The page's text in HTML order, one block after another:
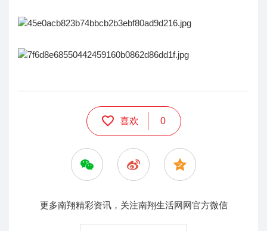
喜欢 0
更多南翔精彩资讯，关注南翔生活网网官方微信